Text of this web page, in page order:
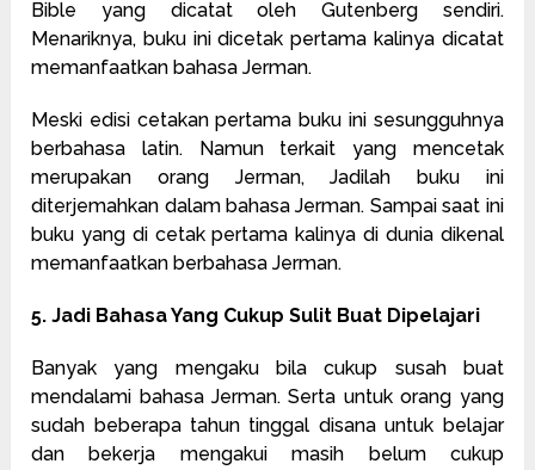
Bible yang dicatat oleh Gutenberg sendiri.
Menariknya, buku ini dicetak pertama kalinya dicatat
memanfaatkan bahasa Jerman.
Meski edisi cetakan pertama buku ini sesungguhnya
berbahasa latin. Namun terkait yang mencetak
merupakan orang Jerman, Jadilah buku ini
diterjemahkan dalam bahasa Jerman. Sampai saat ini
buku yang di cetak pertama kalinya di dunia dikenal
memanfaatkan berbahasa Jerman.
5. Jadi Bahasa Yang Cukup Sulit Buat Dipelajari
Banyak yang mengaku bila cukup susah buat
mendalami bahasa Jerman. Serta untuk orang yang
sudah beberapa tahun tinggal disana untuk belajar
dan bekerja mengakui masih belum cukup